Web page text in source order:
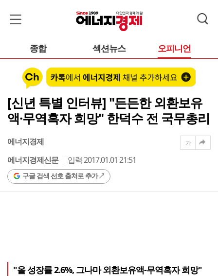
종합 섹션뉴스 오피니언
[신년 특별 인터뷰] "든든한 외환보유
액·무역흑자 희망" 한덕수 전 국무총리
에너지경제
에너지경제신문
입력 2017.01.01 21:51
구글 검색 선호 출처로 추가
가
"올 성장률 2.6%, 그나마 외환보유액-무역흑자 희망"